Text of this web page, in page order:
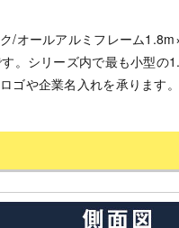
/オールアルミフレーム
。シリーズ内で最も小型の
ゴや企業名入れを承ります。